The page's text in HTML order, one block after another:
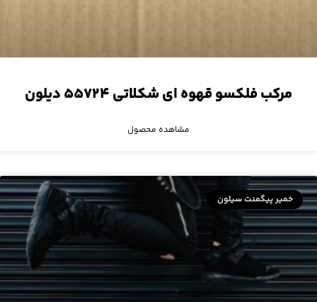
مرکب فلکسو قهوه ای شکلاتی ۵۵۷۲۴ دیلون
مشاهده محصول
خمیر پیگمنت سیلون